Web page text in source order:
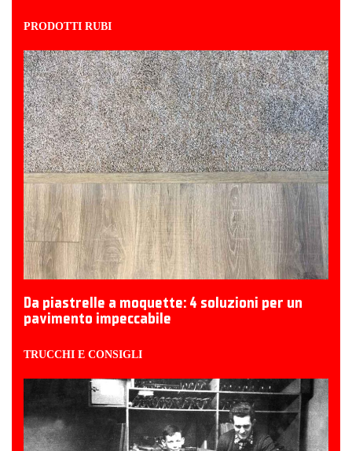
PRODOTTI RUBI
Da piastrelle a moquette: 4 soluzioni per un
pavimento impeccabile
TRUCCHI E CONSIGLI